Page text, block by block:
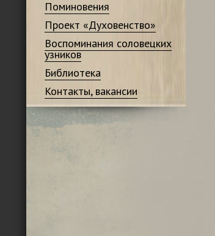
Поминовения
Проект «Духовенство»
Воспоминания соловецких
узников
Библиотека
Контакты, вакансии